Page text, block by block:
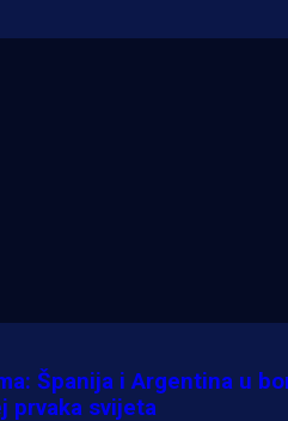
Španija i Argentina u
prvaka svijeta